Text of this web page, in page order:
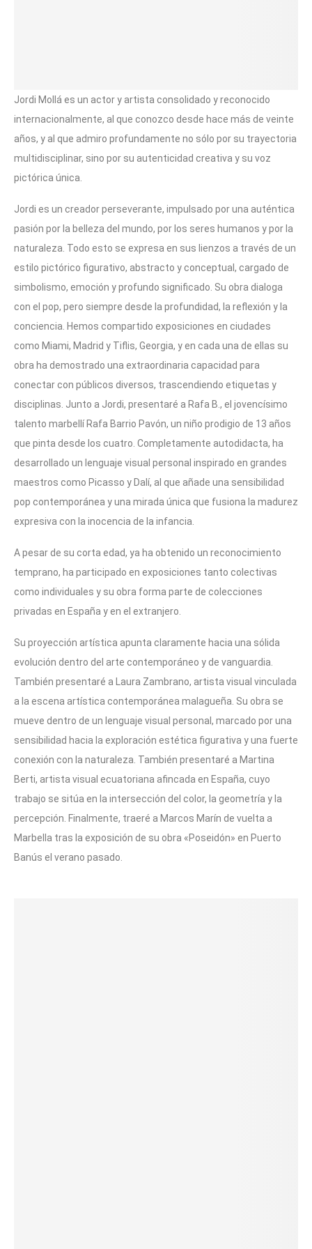
Jordi Mollá es un actor y artista consolidado y reconocido
internacionalmente, al que conozco desde hace más de veinte
años, y al que admiro profundamente no sólo por su trayectoria
multidisciplinar, sino por su autenticidad creativa y su voz
pictórica única.
Jordi es un creador perseverante, impulsado por una auténtica
pasión por la belleza del mundo, por los seres humanos y por la
naturaleza. Todo esto se expresa en sus lienzos a través de un
estilo pictórico figurativo, abstracto y conceptual, cargado de
simbolismo, emoción y profundo significado. Su obra dialoga
con el pop, pero siempre desde la profundidad, la reflexión y la
conciencia. Hemos compartido exposiciones en ciudades
como Miami, Madrid y Tiflis, Georgia, y en cada una de ellas su
obra ha demostrado una extraordinaria capacidad para
conectar con públicos diversos, trascendiendo etiquetas y
disciplinas. Junto a Jordi, presentaré a Rafa B., el jovencísimo
talento marbellí Rafa Barrio Pavón, un niño prodigio de 13 años
que pinta desde los cuatro. Completamente autodidacta, ha
desarrollado un lenguaje visual personal inspirado en grandes
maestros como Picasso y Dalí, al que añade una sensibilidad
pop contemporánea y una mirada única que fusiona la madurez
expresiva con la inocencia de la infancia.
A pesar de su corta edad, ya ha obtenido un reconocimiento
temprano, ha participado en exposiciones tanto colectivas
como individuales y su obra forma parte de colecciones
privadas en España y en el extranjero.
Su proyección artística apunta claramente hacia una sólida
evolución dentro del arte contemporáneo y de vanguardia.
También presentaré a Laura Zambrano, artista visual vinculada
a la escena artística contemporánea malagueña. Su obra se
mueve dentro de un lenguaje visual personal, marcado por una
sensibilidad hacia la exploración estética figurativa y una fuerte
conexión con la naturaleza. También presentaré a Martina
Berti, artista visual ecuatoriana afincada en España, cuyo
trabajo se sitúa en la intersección del color, la geometría y la
percepción. Finalmente, traeré a Marcos Marín de vuelta a
Marbella tras la exposición de su obra «Poseidón» en Puerto
Banús el verano pasado.